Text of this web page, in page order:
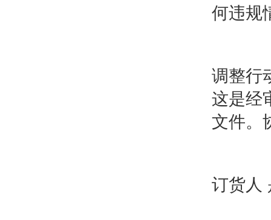
何违规
调整
这是经
文件。
订货人